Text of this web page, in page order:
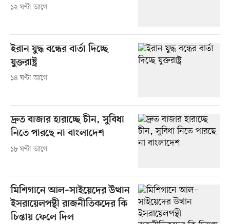
১২ ঘণ্টা আগে
ইরান যুদ্ধ বন্ধের বার্তা দিচ্ছে
যুক্তরাষ্ট্র
১৪ ঘণ্টা আগে
দ্রুত বাজার হারাচ্ছে চীন, সুবিধা
নিতে পারছে না বাংলাদেশ
১৮ ঘণ্টা আগে
মিশিগানে আল–সাইয়েদের উত্থান
ইসরায়েলপন্থী রাজনীতিকদের কি
চিন্তায় ফেলে দিল